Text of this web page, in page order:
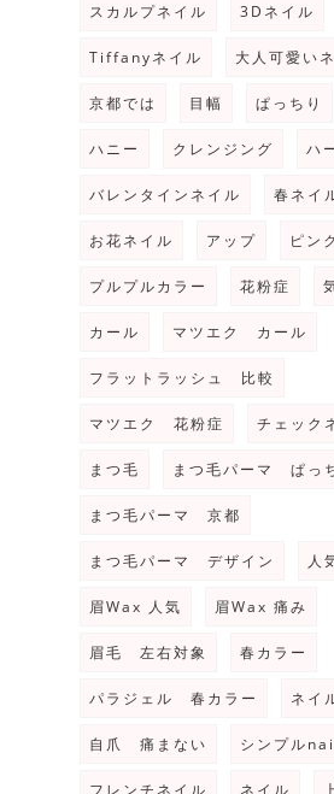
スカルプネイル 3Dネイル
Tiffanyネイル 大人可愛い
京都では 目幅 ぱっちり
ハニー クレンジング ハ
バレンタインネイル 春ネイ
お花ネイル アップ ピン
プルプルカラー 花粉症
カール マツエク カール
フラットラッシュ 比較
マツエク 花粉症 チェック
まつ毛 まつ毛パーマ ぱっ
まつ毛パーマ 京都
まつ毛パーマ デザイン 人
眉Wax 人気 眉Wax 痛み
眉毛 左右対象 春カラー
パラジェル 春カラー ネイ
自爪 痛まない シンプル
フレンチネイル ネイル